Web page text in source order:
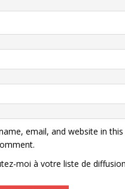
email, and website in
moi à votre liste de